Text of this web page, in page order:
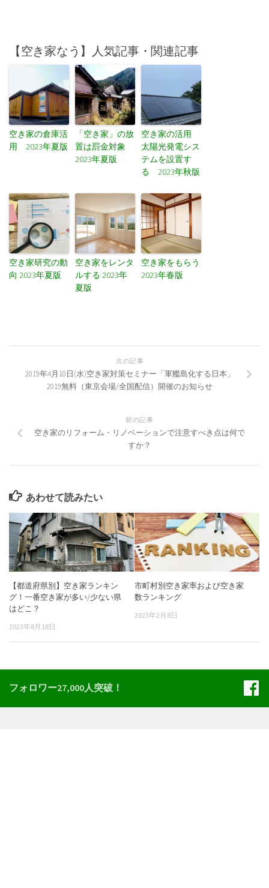
【空き家なう】人気記事・関連記事
空き家の倉庫活
用 2023年夏版
「空き家」の放
置は罰金対象
2023年夏版
空き家の活用
太陽光発電シス
テムを設置す
る 2023年秋版
空き家研究の動
向 2023年夏版
空き家をレンタ
ルする 2023年
夏版
空き家をもらう
2023年春版
次の記事
2019年4月10日(水)空き家対策セミナー「軍艦島化する日本」
2019無料（東京会場/全国配信）開催のお知らせ
前の記事
空き家のリフォーム・リノベーションで注意すべき点は何で
すか？
あわせて読みたい
【都道府県別】空き家ランキン
グ！一番空き家が多い/少ない県
はどこ？
2023年8月18日
市町村別空き家率および空き家
数ランキング
2023年2月8日
フォロワー27,000人突破！